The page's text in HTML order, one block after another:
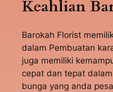
Keahlian
Barokah Florist
dalam Pembuatan
juga memiliki
cepat dan tepat
bunga yang anda